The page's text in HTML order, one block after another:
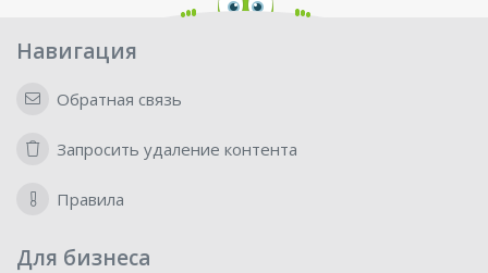
Навигация
Обратная связь
Запросить удаление контента
Правила
Для бизнеса